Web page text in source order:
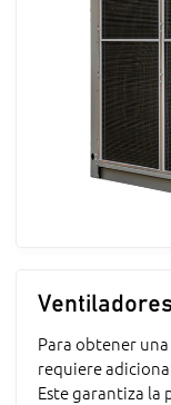
Ventiladores
Para obtener
requiere
Este garantiza la